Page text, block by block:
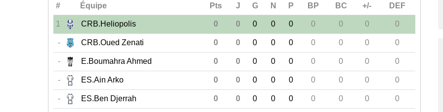
# Équipe Pts J G N P BP BC +/- DEF
1 CRB.Heliopolis 0 0 0 0 0 0 0 0 0
- CRB.Oued Zenati 0 0 0 0 0 0 0 0 0
- E.Boumahra Ahmed 0 0 0 0 0 0 0 0 0
- ES.Ain Arko 0 0 0 0 0 0 0 0 0
- ES.Ben Djerrah 0 0 0 0 0 0 0 0 0